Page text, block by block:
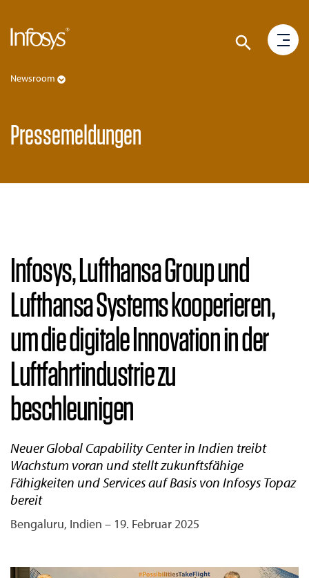
Newsroom
Pressemeldungen
Infosys, Lufthansa Group und
Lufthansa Systems kooperieren,
um die digitale Innovation in der
Luftfahrtindustrie zu
beschleunigen
Neuer Global Capability Center in Indien treibt
Wachstum voran und stellt zukunftsfähige
Fähigkeiten und Services auf Basis von Infosys Topaz
bereit
Bengaluru, Indien – 19. Februar 2025